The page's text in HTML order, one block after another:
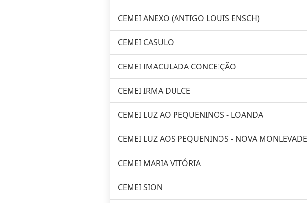
CEMEI ANEXO (ANTIGO LOUIS ENSCH)
CEMEI CASULO
CEMEI IMACULADA CONCEIÇÃO
CEMEI IRMA DULCE
CEMEI LUZ AO PEQUENINOS - LOANDA
CEMEI LUZ AOS PEQUENINOS - NOVA MONLEVADE
CEMEI MARIA VITÓRIA
CEMEI SION